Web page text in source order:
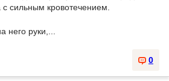
сильным кровотечением.
него руки,...
0